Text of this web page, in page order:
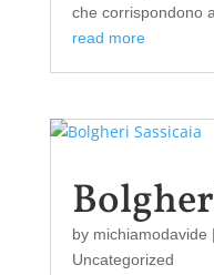
che corrispondono
read more
by michiamodavide |
Uncategorized